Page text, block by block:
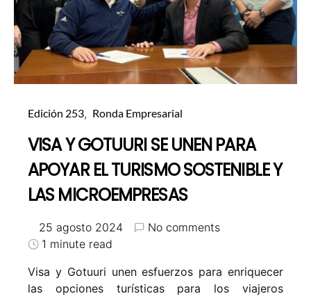
Edición 253 Ronda Empresarial
VISA Y GOTUURI SE UNEN PARA
APOYAR EL TURISMO SOSTENIBLE Y
LAS MICROEMPRESAS
25 agosto 2024
No comments
1 minute read
Visa y Gotuuri unen esfuerzos para enriquecer
las opciones turísticas para los viajeros